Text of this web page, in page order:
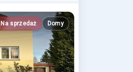
Na sprzedaż Domy